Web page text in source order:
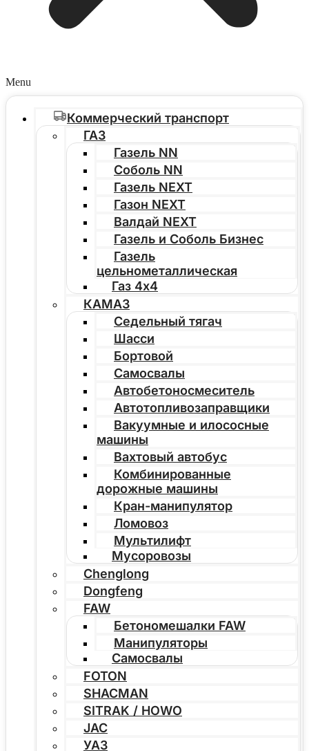
Menu
Коммерческий транспорт
ГАЗ
Газель NN
Соболь NN
Газель NEXT
Газон NEXT
Валдай NEXT
Газель и Соболь Бизнес
Газель
цельнометаллическая
Газ 4х4
КАМАЗ
Седельный тягач
Шасси
Бортовой
Самосвалы
Автобетоносмеситель
Автотопливозаправщики
Вакуумные и илососные
машины
Вахтовый автобус
Комбинированные
дорожные машины
Кран-манипулятор
Ломовоз
Мультилифт
Мусоровозы
Chenglong
Dongfeng
FAW
Бетономешалки FAW
Манипуляторы
Самосвалы
FOTON
SHACMAN
SITRAK / HOWO
JAC
УАЗ